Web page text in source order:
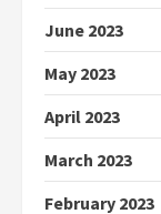
June 2023
May 2023
April 2023
March 2023
February 2023